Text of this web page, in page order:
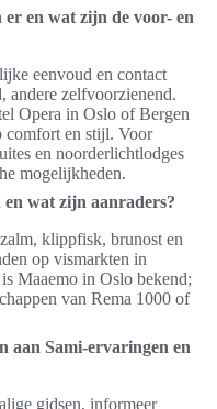
er en wat zijn de voor- en
eenvoud en contact
andere zelfvoorzienend.
Opera in Oslo of Bergen
comfort en stijl. Voor
en noorderlichtlodges
mogelijkheden.
en wat zijn aanraders?
klippfisk, brunost en
op vismarkten in
Maaemo in Oslo bekend;
van Rema 1000 of
aan Sami-ervaringen en
gidsen, informeer